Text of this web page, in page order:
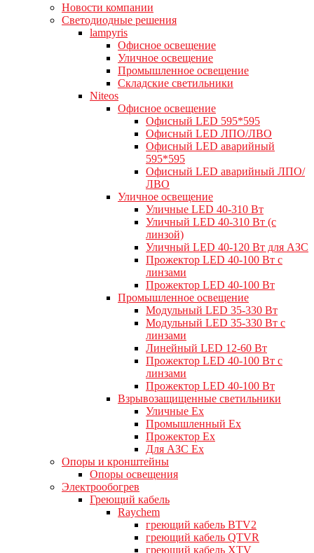
Новости компании
Светодиодные решения
lampyris
Офисное освещение
Уличное освещение
Промышленное освещение
Складские светильники
Niteos
Офисное освещение
Офисный LED 595*595
Офисный LED ЛПО/ЛВО
Офисный LED аварийный
595*595
Офисный LED аварийный ЛПО/
ЛВО
Уличное освещение
Уличные LED 40-310 Вт
Уличный LED 40-310 Вт (с
линзой)
Уличный LED 40-120 Вт для АЗС
Прожектор LED 40-100 Вт с
линзами
Прожектор LED 40-100 Вт
Промышленное освещение
Модульный LED 35-330 Вт
Модульный LED 35-330 Вт с
линзами
Линейный LED 12-60 Вт
Прожектор LED 40-100 Вт с
линзами
Прожектор LED 40-100 Вт
Взрывозащищенные светильники
Уличные Ex
Промышленный Ex
Прожектор Ex
Для АЗС Ex
Опоры и кронштейны
Опоры освещения
Электрообогрев
Греющий кабель
Raychem
греющий кабель BTV2
греющий кабель QTVR
греющий кабель XTV